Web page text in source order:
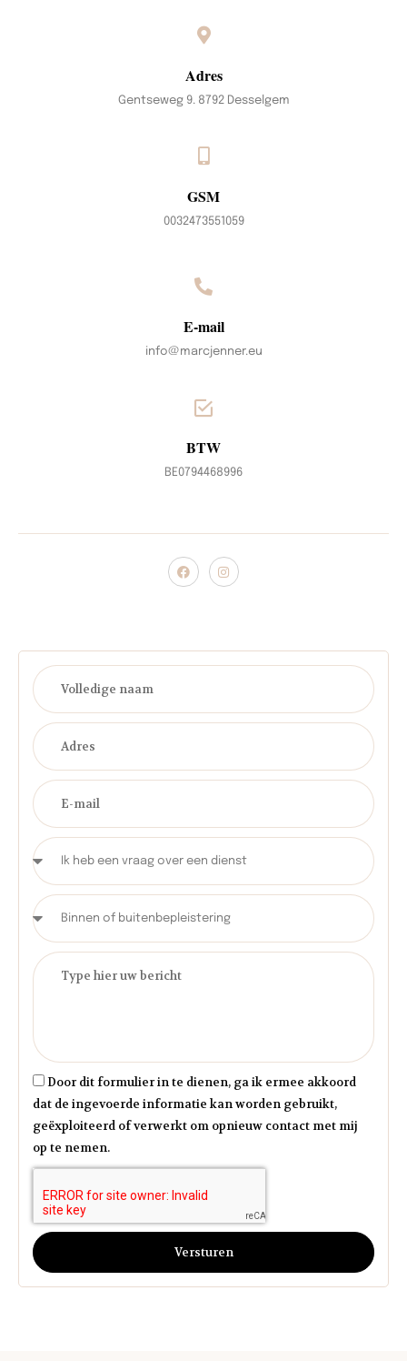
Adres
Gentseweg 9. 8792 Desselgem
GSM
0032473551059
E-mail
info@marcjenner.eu
BTW
BE0794468996
Door dit formulier in te dienen, ga ik ermee akkoord
dat de ingevoerde informatie kan worden gebruikt,
geëxploiteerd of verwerkt om opnieuw contact met mij
op te nemen.
Versturen